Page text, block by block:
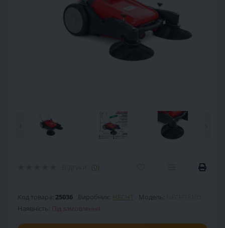
(0)
Код товара: 25036 Виробник: HECHT Модель:
Наявність: Під замовлення